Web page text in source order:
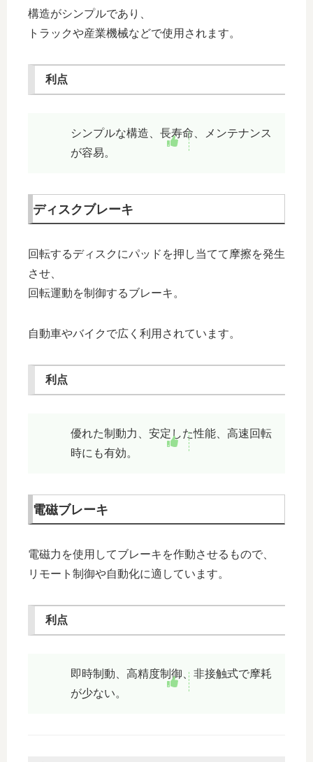
構造がシンプルであり、
トラックや産業機械などで使用されます。
利点
シンプルな構造、長寿命、メンテナンス
が容易。
ディスクブレーキ
回転するディスクにパッドを押し当てて摩擦を発生
させ、
回転運動を制御するブレーキ。
自動車やバイクで広く利用されています。
利点
優れた制動力、安定した性能、高速回転
時にも有効。
電磁ブレーキ
電磁力を使用してブレーキを作動させるもので、
リモート制御や自動化に適しています。
利点
即時制動、高精度制御、非接触式で摩耗
が少ない。